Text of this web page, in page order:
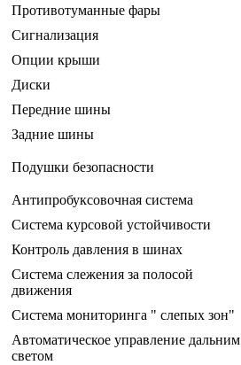
Противотуманные фары
Сигнализация
Опции крыши
Диски
Передние шины
Задние шины
Подушки безопасности
Антипробуксовочная система
Система курсовой устойчивости
Контроль давления в шинах
Система слежения за полосой
движения
Система мониторинга " слепых зон"
Автоматическое управление дальним
светом